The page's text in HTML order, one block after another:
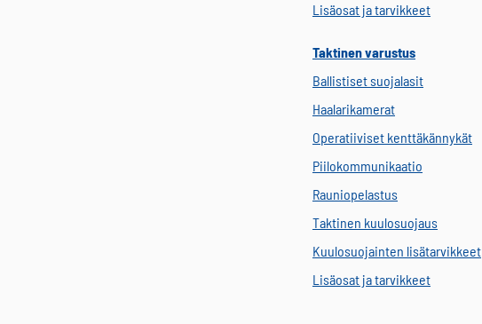
Lisäosat ja tarvikkeet
Taktinen varustus
Ballistiset suojalasit
Haalarikamerat
Operatiiviset kenttäkännykät
Piilokommunikaatio
Rauniopelastus
Taktinen kuulosuojaus
Kuulosuojainten lisätarvikkeet
Lisäosat ja tarvikkeet